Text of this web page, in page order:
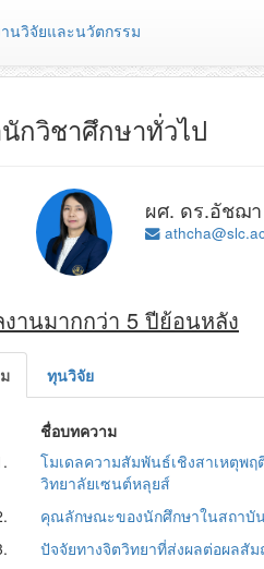
านวิจัยและนวัตกรรม
กวิชาศึกษาทั่วไป
ผศ. ดร.อัชฌ
งานมากกว่า 5 ปีย้อนหลัง
ทุนวิจัย
ชื่อบทความ
โมเดลความสัมพันธ์เชิงสาเหตุพ
วิทยาลัยเซนต์หลุยส์
คุณลักษณะของนักศึกษาในสถาบั
ปัจจัยทางจิตวิทยาที่ส่งผลต่อผลสั